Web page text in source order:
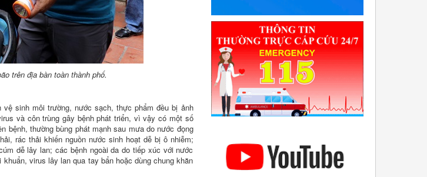
trên địa bàn toàn thành phố.
sinh môi trường, nước sạch, thực phẩm đều bị ảnh
và côn trùng gây bệnh phát triển, vì vậy có một số
bệnh, thường bùng phát mạnh sau mưa do nước đọng
rác thải khiến nguồn nước sinh hoạt dễ bị ô nhiễm;
dễ lây lan; các bệnh ngoài da do tiếp xúc với nước
virus lây lan qua tay bẩn hoặc dùng chung khăn